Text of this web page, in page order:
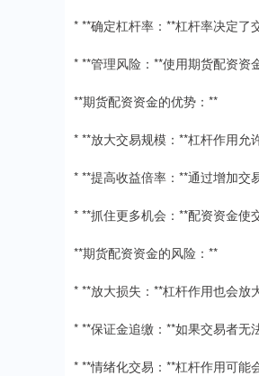
* **确定杠杆率：**杠杆率决定了
* **管理风险：**使用期货配资资
**期货配资资金的优势：**
* **放大交易规模：**杠杆作用允
* **提高收益倍率：**通过增加交
* **抓住更多机会：**配资资金使
**期货配资资金的风险：**
* **放大损失：**杠杆作用也会放
* **保证金追缴：**如果交易者无
* **情绪化交易：**杠杆作用可能